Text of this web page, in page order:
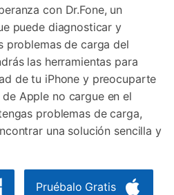
con Dr.Fone, un
puede diagnosticar y
problemas de carga del
las herramientas para
de tu iPhone y preocuparte
Apple no cargue en el
problemas de carga,
una solución sencilla y
Pruébalo Gratis